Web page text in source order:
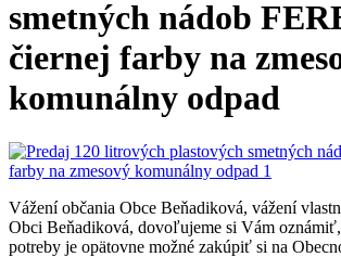
smetných nádob
čiernej farby na
komunálny odpad
Vážení občania Obce Beňadiková, vážení
Obci Beňadiková, dovoľujeme si Vám oznámiť,
potreby je opätovne možné zakúpiť si na